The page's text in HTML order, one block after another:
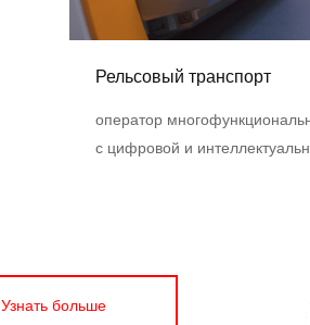
Рельсовый транспорт
оператор
с цифровой и
Узнать больше